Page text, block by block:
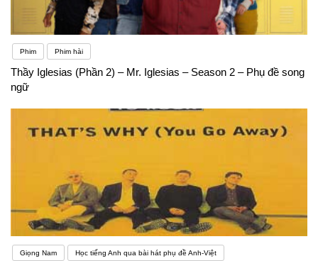
Phim Phim hài
Thầy Iglesias (Phần 2) – Mr. Iglesias – Season 2 – Phụ đề song
ngữ
Giọng Nam Học tiếng Anh qua bài hát phụ đề Anh-Việt